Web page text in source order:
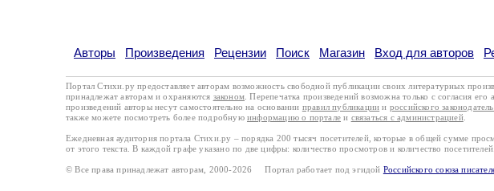
Авторы Произведения Рецензии Поиск Магазин Вход для авторов
Портал Стихи.ру предоставляет авторам возможность свободной публикации своих литературных
принадлежат авторам и охраняются законом . Перепечатка произведений возможна только с согласия
произведений авторы несут самостоятельно на основании правил публикации и российского
также можете посмотреть более подробную информацию о портале и связаться с администрацией.
Ежедневная аудитория портала Стихи.ру – порядка 200 тысяч посетителей, которые в общей сумме
от этого текста. В каждой графе указано по две цифры: количество просмотров и количество посетителей.
© Все права принадлежат авторам, 2000-2026 Портал работает под эгидой Российского союза